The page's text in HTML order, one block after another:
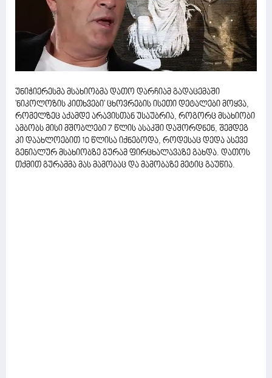
უნიჭიერესმა მსახიობმა დათო დარჩიამ გადაცემაში
'ნიკოლოზის კითხვები' ცხოვრების ისეთი დეტალები მოყვა,
რომელზეც აქამდე არავისთან უსაუბრია, როგორც მსახიობი
ამბობს მისი მშობლები 7 წლის ასაკში დაშორდნენ, შემდეგ
კი დაახლოებით 10 წლისა იქნებოდა, როდესაც დედა ასევე
გენიალურ მსახიობზე გურამ ფირცხალავაზე გახდა. დათოს
თქმით გურამმა მას მამობაც და მამობაზე მეტიც გაუწია.